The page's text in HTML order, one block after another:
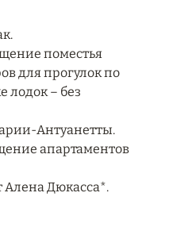
DUBAI:
КОНТРАКТА НА
поместья
для прогулок по
лодок – без
Антуанетты.
апартаментов
Алена Дюкасса*.